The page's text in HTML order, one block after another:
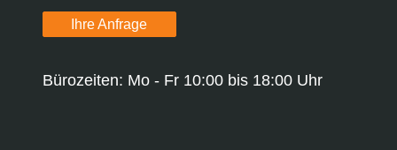
Ihre Anfrage
Bürozeiten: Mo - Fr 10:00 bis 18:00 Uhr